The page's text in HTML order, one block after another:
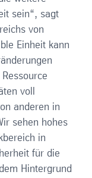
sein“, sagt
von
Einheit kann
voll
anderen in
sehen hohes
in
für die
Hintergrund